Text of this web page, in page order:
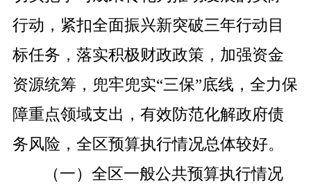
行动，紧扣全面振兴新突破三年行动目
标任务，落实积极财政政策，加强资金
资源统筹，兜牢兜实“三保”底线，全力保
障重点领域支出，有效防范化解政府债
务风险，全区预算执行情况总体较好。
（一）全区一般公共预算执行情况